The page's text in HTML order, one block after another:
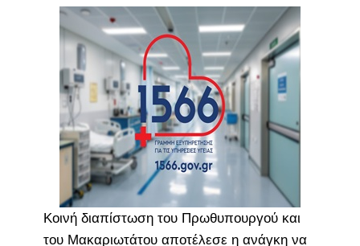
Κοινή διαπίστωση του Πρωθυπουργού και
του Μακαριωτάτου αποτέλεσε η ανάγκη να